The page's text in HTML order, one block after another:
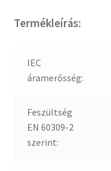
Termékleírás:
IEC
áramerősség:
Feszültség
EN 60309-2
szerint: